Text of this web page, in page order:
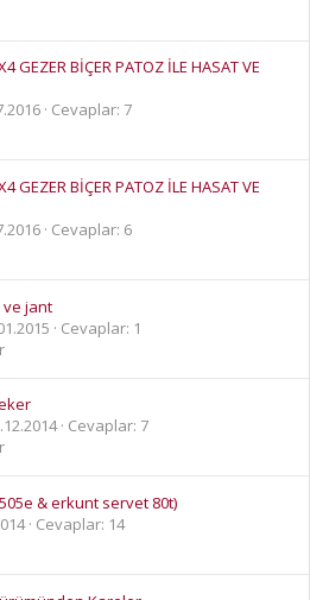
GEZER BİÇER PATOZ İLE HASAT VE
Cevaplar: 7
GEZER BİÇER PATOZ İLE HASAT VE
Cevaplar: 6
ve jant
Cevaplar: 1
Cevaplar: 7
& erkunt servet 80t)
Cevaplar: 14